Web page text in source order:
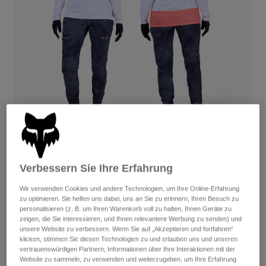
Hosen
Kurze Hosen
Jacken
Handschuhe
Protektoren
Brillen
Socken
Zubehör
Ersatzteile
Hosen
Handschuhe
Jacken
Protektoren
Brillen
Taschen & Zubehör
Spare parts
Alle anzeigen
T-Shirts & Tops
Hoodies und Pullover
Jacken
Hosen
Shirts
Alle anzeigen
Kinder
Alle anzeigen
Moto
Helme
Jerseys
Stiefel
Guards
Handschuhe
Brillen
Lunar Sonderausgabe
Mit der Zeitverschiebung verschieben sich auch die
Lichtverhältnisse. Die brandneue Lunar-Kollektion verbessert
deine Sichtbarkeit bei Nacht durch reflektierende Details – wie
etwa an der Ranger-Hose oder dem Speedframe Pro-Helm. Und
noch viel mehr: das Gear sorgt auch für mehr Wärme und
Komfort mit speziell für bestimmte Bedingungen entwickelten
Artikeln wie den Fox Union Allwetter-Schuhen.
Verbessern Sie Ihre Erfahrung
Wir verwenden Cookies und andere Technologien, um Ihre Online-Erfahrung
zu optimieren. Sie helfen uns dabei, uns an Sie zu erinnern, Ihren Besuch zu
personalisieren (z. B. um Ihren Warenkorb voll zu halten, Ihnen Geräte zu
zeigen, die Sie interessieren, und Ihnen relevantere Werbung zu senden) und
unsere Website zu verbessern. Wenn Sie auf „Akzeptieren und fortfahren“
klicken, stimmen Sie diesen Technologien zu und erlauben uns und unseren
vertrauenswürdigen Partnern, Informationen über Ihre Interaktionen mit der
Website zu sammeln, zu verwenden und weiterzugeben, um Ihre Erfahrung